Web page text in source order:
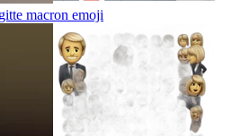
macron emoji